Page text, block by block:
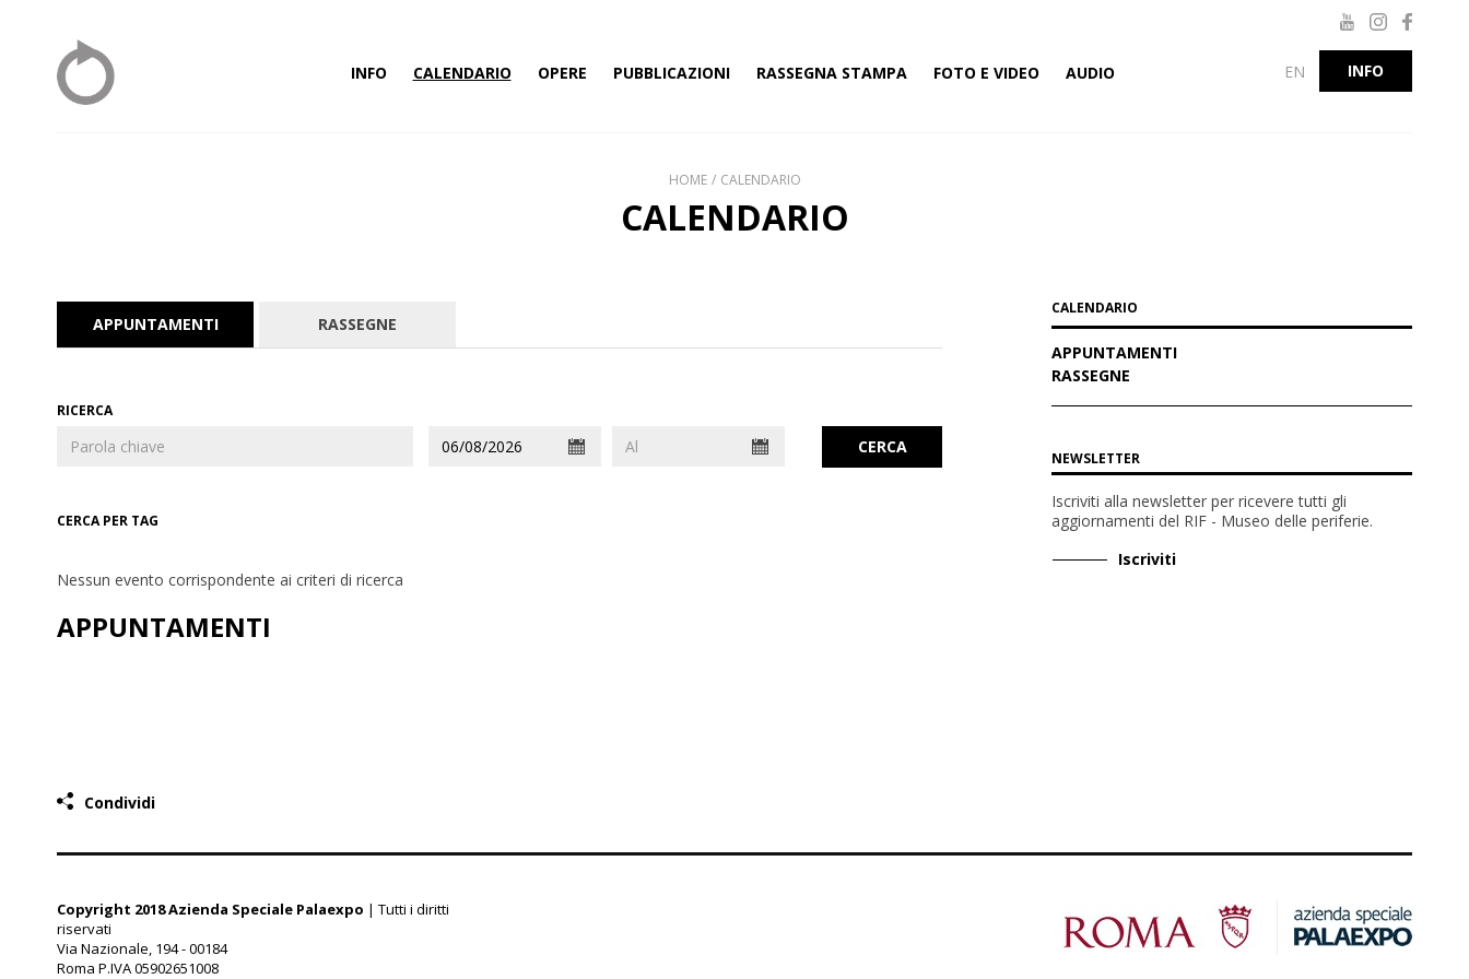
INFO CALENDARIO OPERE PUBBLICAZIONI RASSEGNA STAMPA FOTO E VIDEO AUDIO INFO
EN
HOME CALENDARIO
CALENDARIO
APPUNTAMENTI RASSEGNE
RICERCA
CERCA
CERCA PER TAG
Nessun evento corrispondente ai criteri di ricerca
APPUNTAMENTI
CALENDARIO
APPUNTAMENTI
RASSEGNE
NEWSLETTER
Iscriviti alla newsletter per ricevere tutti gli
aggiornamenti del RIF - Museo delle periferie.
Iscriviti
Condividi
Copyright 2018 Azienda Speciale Palaexpo | Tutti i diritti
riservati
Via Nazionale, 194 - 00184
Roma P.IVA 05902651008